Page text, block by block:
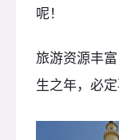
呢！
旅游资源丰
生之年，必定